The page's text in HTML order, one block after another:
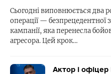
Сьогодні виповнюється два
операції —
кампанії, яка перенесла
агресора. Цей крок…
Актор і